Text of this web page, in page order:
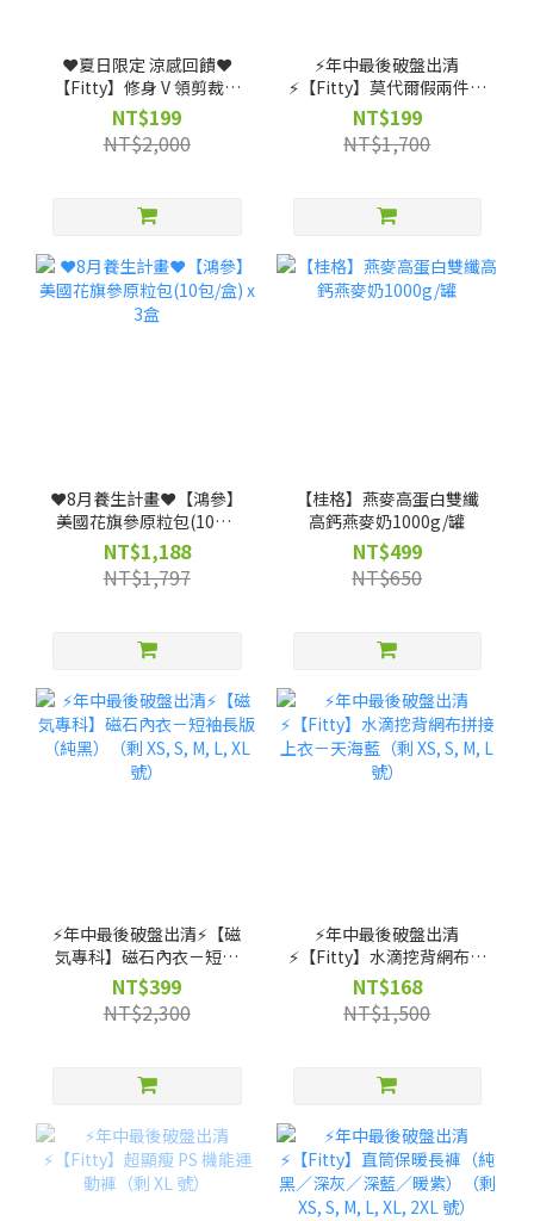
❤️夏日限定 涼感回饋❤️
【Fitty】修身 V 領剪裁長
袖上衣（剩 XS, S, M, L, XL,
2XL 號）
NT$199
NT$2,000
⚡️年中最後破盤出清
⚡️【Fitty】莫代爾假兩件圓
領拼接上衣（粉紅）（剩
XS, S, M, L, XL 號）
NT$199
NT$1,700
❤️8月養生計畫❤️【鴻參】
美國花旗參原粒包(10包/
盒) x 3盒
NT$1,188
NT$1,797
【桂格】燕麥高蛋白雙纖
高鈣燕麥奶1000g/罐
NT$499
NT$650
⚡️年中最後破盤出清⚡️【磁
気專科】磁石內衣－短袖
長版（純黑）（剩 XS, S,
M, L, XL 號）
NT$399
NT$2,300
⚡️年中最後破盤出清
⚡️【Fitty】水滴挖背網布拼
接上衣－天海藍（剩 XS, S,
M, L 號）
NT$168
NT$1,500